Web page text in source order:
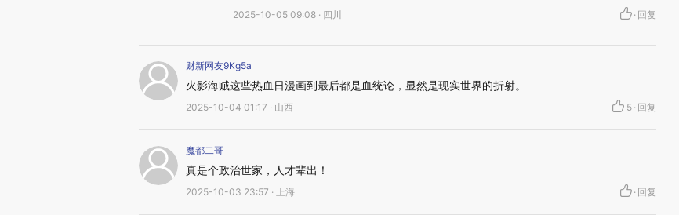
2025-10-05 09:08 · 四川 · 回复
财新网友9Kg5a
火影海贼这些热血日漫画到最后都是血统论，显然是现实世界的折射。
2025-10-04 01:17 · 山西 5 · 回复
魔都二哥
真是个政治世家，人才辈出！
2025-10-03 23:57 · 上海 · 回复